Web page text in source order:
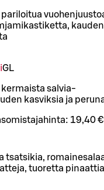
kauden
GL
salvia-
kasviksia ja
19,40 €
tsatsikia,
tuoretta